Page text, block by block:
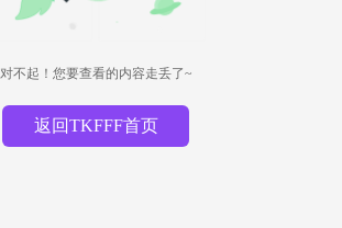
对不起！您要查看的内容走丢了~
返回TKFFF首页